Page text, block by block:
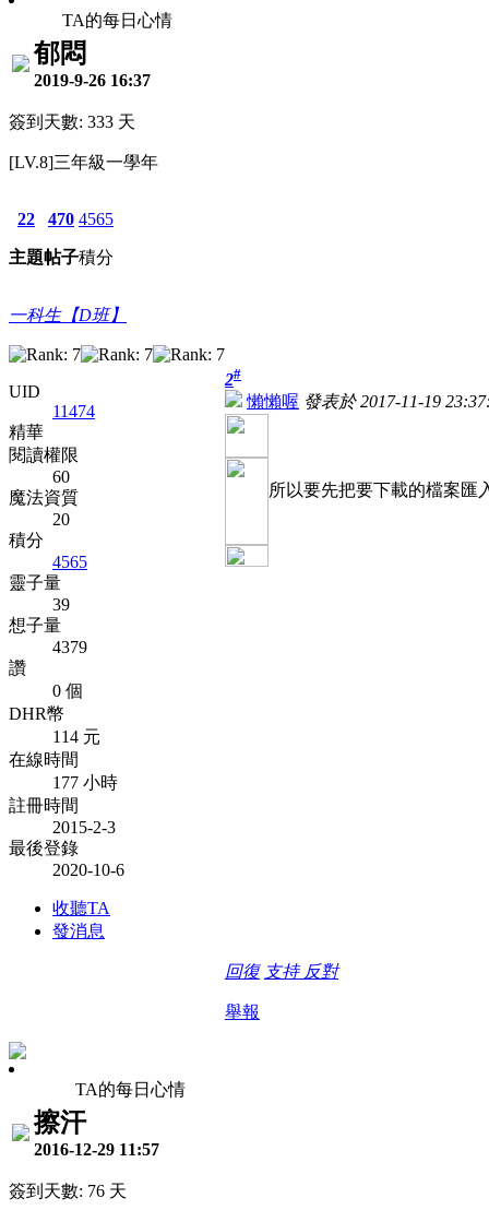
TA的每日心情
郁悶
2019-9-26 16:37
簽到天數: 333 天
[LV.8]三年級一學年
22
主題
470
帖子
4565
積分
一科生【D班】
UID
11474
精華
閱讀權限
60
魔法資質
20
積分
4565
靈子量
39
想子量
4379
讚
0 個
DHR幣
114 元
在線時間
177 小時
註冊時間
2015-2-3
最後登錄
2020-10-6
收聽TA
發消息
2#
懶懶喔 發表於 2017-11-19
所以要先把要下載的檔案匯
回復 支持 反對
舉報
TA的每日心情
擦汗
2016-12-29 11:57
簽到天數: 76 天